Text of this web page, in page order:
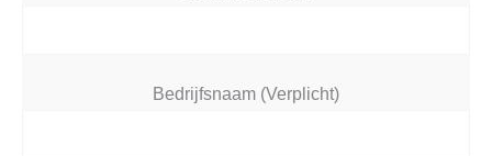
Bedrijfsnaam (Verplicht)